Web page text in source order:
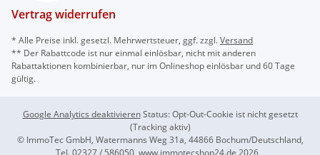
Vertrag widerrufen
* Alle Preise inkl. gesetzl. Mehrwertsteuer, ggf. zzgl.Versand
** Der Rabattcode ist nur einmal einlösbar, nicht mit anderen
Rabattaktionen kombinierbar, nur im Onlineshop einlösbar und 60 Tage
gültig.
Google Analytics deaktivieren Status: Opt-Out-Cookie ist nicht gesetzt
(Tracking aktiv)
© ImmoTec GmbH, Watermanns Weg 31a, 44866 Bochum/Deutschland,